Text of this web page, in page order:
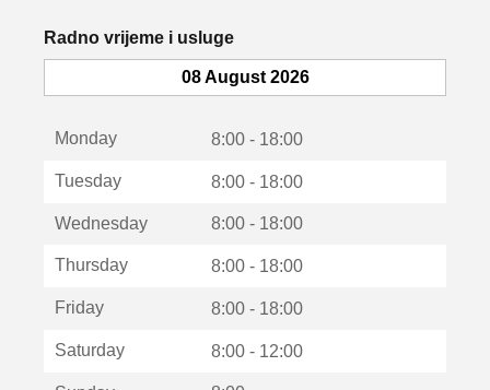
k
o
u
Radno vrijeme i usluge
08 August 2026
Monday 8:00 - 18:00
Tuesday 8:00 - 18:00
Wednesday 8:00 - 18:00
Thursday 8:00 - 18:00
Friday 8:00 - 18:00
Saturday 8:00 - 12:00